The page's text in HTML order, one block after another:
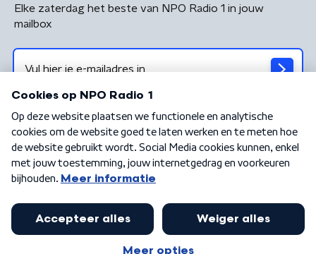
Elke zaterdag het beste van NPO Radio 1 in jouw
mailbox
Algemene voorwaarden